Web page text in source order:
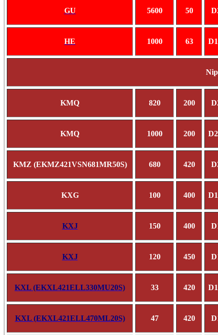
GU 5600 50
HE 1000 63
KMQ 820 200
KMQ 1000 200
KMZ (EKMZ421VSN681MR50S) 680 420
KXG 100 400
KXJ 150 400
KXJ 120 450
KXL (EKXL421ELL330MU20S) 33 420
KXL (EKXL421ELL470ML20S) 47 420